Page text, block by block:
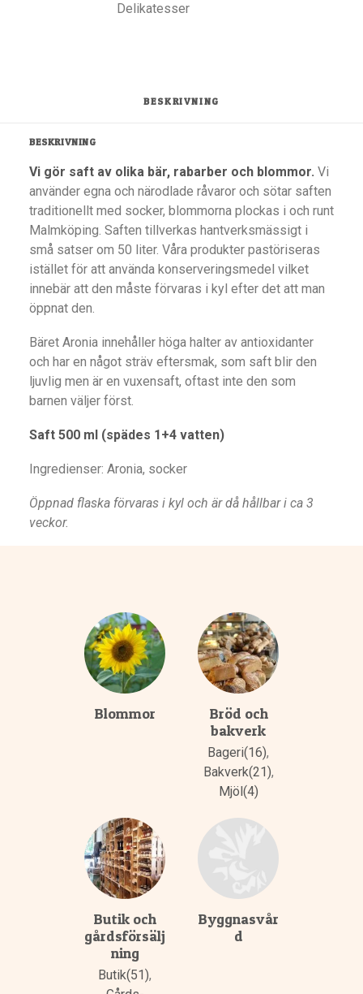
Delikatesser
BESKRIVNING
BESKRIVNING
Vi gör saft av olika bär, rabarber och blommor. Vi
använder egna och närodlade råvaror och sötar saften
traditionellt med socker, blommorna plockas i och runt
Malmköping. Saften tillverkas hantverksmässigt i
små satser om 50 liter. Våra produkter pastöriseras
istället för att använda konserveringsmedel vilket
innebär att den måste förvaras i kyl efter det att man
öppnat den.
Bäret Aronia innehåller höga halter av antioxidanter
och har en något sträv eftersmak, som saft blir den
ljuvlig men är en vuxensaft, oftast inte den som
barnen väljer först.
Saft 500 ml (spädes 1+4 vatten)
Ingredienser: Aronia, socker
Öppnad flaska förvaras i kyl och är då hållbar i ca 3
veckor.
Blommor
Bröd och
bakverk
Bageri(16),
Bakverk(21),
Mjöl(4)
Butik och
gårdsförsälj
ning
Butik(51),
Byggnasvår
d